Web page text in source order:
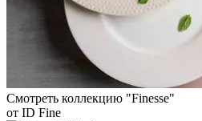
Смотреть коллекцию "Finesse"
от ID Fine